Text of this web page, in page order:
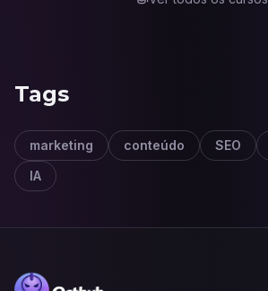
Tags
marketing conteúdo SEO
IA